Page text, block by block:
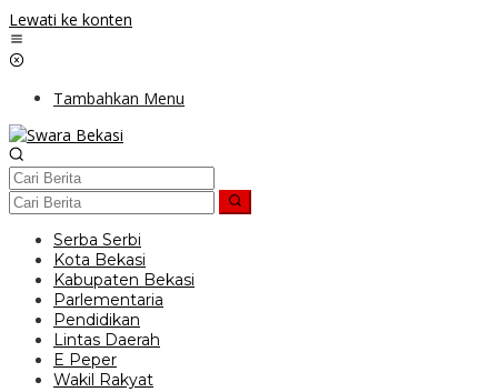
Lewati ke konten
Tambahkan Menu
Serba Serbi
Kota Bekasi
Kabupaten Bekasi
Parlementaria
Pendidikan
Lintas Daerah
E Peper
Wakil Rakyat